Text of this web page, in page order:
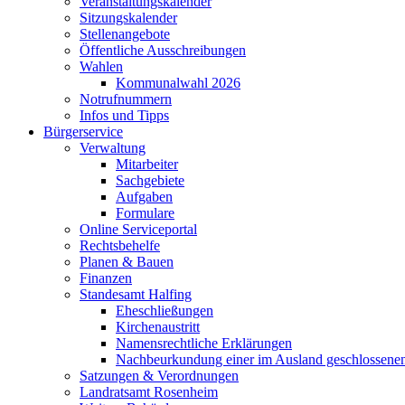
Sitzungskalender
Stellenangebote
Öffentliche Ausschreibungen
Wahlen
Kommunalwahl 2026
Notrufnummern
Infos und Tipps
Bürgerservice
Verwaltung
Mitarbeiter
Sachgebiete
Aufgaben
Formulare
Online Serviceportal
Rechtsbehelfe
Planen & Bauen
Finanzen
Standesamt Halfing
Eheschließungen
Kirchenaustritt
Namensrechtliche Erklärungen
Nachbeurkundung einer im Ausland
Satzungen & Verordnungen
Landratsamt Rosenheim